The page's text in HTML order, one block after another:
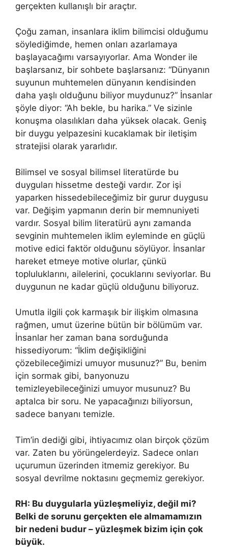
gerçekten kullanışlı bir araçtır.
Çoğu zaman, insanlara iklim bilimcisi olduğumu
söylediğimde, hemen onları azarlamaya
başlayacağımı varsayıyorlar. Ama Wonder ile
başlarsanız, bir sohbete başlarsanız: “Dünyanın
suyunun muhtemelen dünyanın kendisinden
daha yaşlı olduğunu biliyor muydunuz?” İnsanlar
şöyle diyor: “Ah bekle, bu harika.” Ve sizinle
konuşma olasılıkları daha yüksek olacak. Geniş
bir duygu yelpazesini kucaklamak bir iletişim
stratejisi olarak yararlıdır.
Bilimsel ve sosyal bilimsel literatürde bu
duyguları hissetme desteği vardır. Zor işi
yaparken hissedebileceğimiz bir gurur duygusu
var. Değişim yapmanın derin bir memnuniyeti
vardır. Sosyal bilim literatürü aynı zamanda
sevginin muhtemelen iklim eyleminde en güçlü
motive edici faktör olduğunu söylüyor. İnsanlar
hareket etmeye motive olurlar, çünkü
topluluklarını, ailelerini, çocuklarını seviyorlar. Bu
duygunun ne kadar güçlü olduğunu biliyoruz.
Umutla ilgili çok karmaşık bir ilişkim olmasına
rağmen, umut üzerine bütün bir bölümüm var.
İnsanlar her zaman bana sorduğunda
hissediyorum: “İklim değişikliğini
çözebileceğimizi umuyor musunuz?” Bu, benim
için sormak gibi, banyonuzu
temizleyebileceğinizi umuyor musunuz? Bu
aptalca bir soru. Ne yapacağınızı biliyorsun,
sadece banyanı temizle.
Tim’in dediği gibi, ihtiyacımız olan birçok çözüm
var. Zaten bu yörüngelerdeyiz. Sadece onları
uçurumun üzerinden itmemiz gerekiyor. Bu
sosyal devrilme noktasını geçmemiz gerekiyor.
RH: Bu duygularla yüzleşmeliyiz, değil mi?
Belki de sorunu gerçekten ele almamamızın
bir nedeni budur – yüzleşmek bizim için çok
büyük.